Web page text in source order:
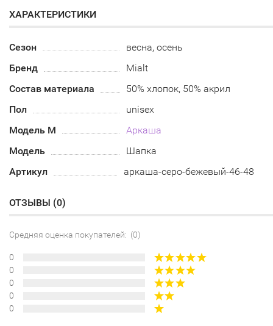
ХАРАКТЕРИСТИКИ
Сезон
весна, осень
Бренд
Mialt
Состав материала
50% хлопок, 50% акрил
Пол
unisex
Модель М
Аркаша
Модель
Шапка
Артикул
аркаша-серо-бежевый-46-48
ОТЗЫВЫ (0)
Средняя оценка покупателей: (0)
0
0
0
0
0